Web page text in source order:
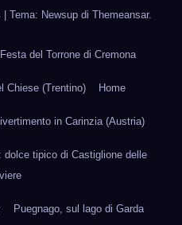
Tema: Newsup di Themeansar.
Festa del Torrone di Cremona
Chiese (Trentino) Home
in Carinzia (Austria)
dolce tipico di Castiglione delle
Puegnago, sul lago di Garda